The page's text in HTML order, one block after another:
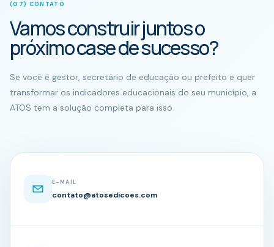
(07) CONTATO
Vamos construir juntos o
próximo case de sucesso?
Se você é gestor, secretário de educação ou prefeito e quer
transformar os indicadores educacionais do seu município, a
ATOS tem a solução completa para isso.
E-MAIL
contato@atosedicoes.com